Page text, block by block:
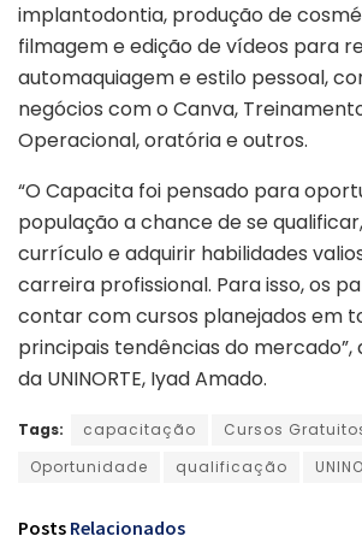
implantodontia, produção de
filmagem e edição de vídeos para
automaquiagem e estilo pessoal,
negócios com o Canva,
Operacional, oratória e outros.
“O Capacita foi pensado para
população a chance de se
currículo e adquirir habilidades
carreira profissional. Para isso, os
contar com cursos planejados em
principais tendências do
da UNINORTE, Iyad Amado.
Tags: capacitação Cursos
Oportunidade
qualificação
Posts Relacionados